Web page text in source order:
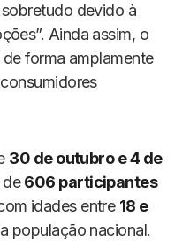
devido à
Ainda assim, o
forma amplamente
30 de outubro e 4 de
de606 participantes
idades entre 18 e
população nacional.